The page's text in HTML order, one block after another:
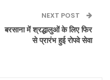
NEXT POST
बरसाना में श्रद्धालुओं के लिए फिर
से प्रारंभ हुई रोपवे सेवा